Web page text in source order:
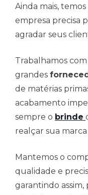
Ainda mais,
empresa precisa
agradar seus
Trabalhamos com
grandes
de matérias
acabamento
sempre o brinde
realçar sua
Mantemos o
qualidade e
garantindo